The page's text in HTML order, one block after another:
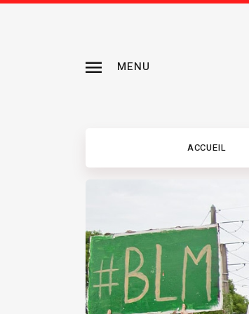
MENU
ACCUEIL